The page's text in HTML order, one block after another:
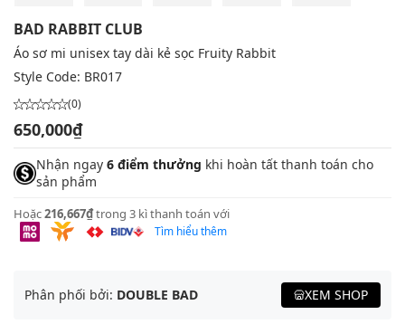
BAD RABBIT CLUB
Áo sơ mi unisex tay dài kẻ sọc Fruity Rabbit
Style Code: BR017
(0)
650,000₫
Nhận ngay 6 điểm thưởng khi hoàn tất thanh toán cho
sản phẩm
Hoặc216,667₫trong 3 kì thanh toán với
Tìm hiểu thêm
Phân phối bởi: DOUBLE BAD XEM SHOP